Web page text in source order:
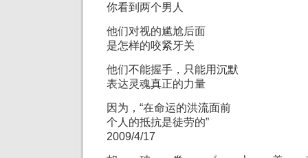
你看到两个男人
他们对视的尴尬后面
是怎样的咬紧牙关
他们不能握手，只能用沉默
表达灵魂真正的力量
因为，“在命运的洪流面前
个人的抵抗是徒劳的”
2009/4/17